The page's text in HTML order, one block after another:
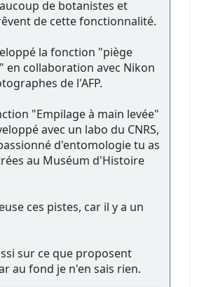
de botanistes et
de cette fonctionnalité.
la fonction "piège
collaboration avec Nikon
de l'AFP.
"Empilage à main levée"
avec un labo du CNRS,
d'entomologie tu as
au Muséum d'Histoire
ces pistes, car il y a un
sur ce que proposent
au fond je n'en sais rien.